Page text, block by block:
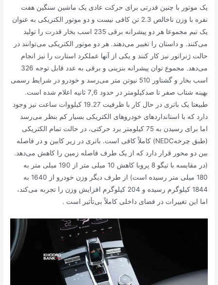
یک موتور با چنین قدرتی برای حرکت عادی یک ماشین سنگین هفت
نفره با وزن ناخالص 2.3 تن کافی نیست و دو موتور الکتریکی به عنوان
یک تیم مجموعا هر دو پیشرانه برقی 235 اسب بخار قدرت را تولید
می‌کنند. و داستان را تغییر می‌دهند. هر دو موتور الکتریکی می‌توانند در
حالت ژنراتور نیز کار کنند و یکی از آنها عملکرد استارت را نیز انجام
می‌دهد. مجموع توان پیشرانه بنزینی و برقی به عدد قابل توجه 326
اسب بخار و گشتاور 510 نیوتن متر می‌رسد و خودرو در شرایط رسمی
بهینه شتاب صفر تا صدکیلومتر در حدود 7,6 ثانیه اعلام شده است.
طبیعتا یک باتری در حال کار با ظرفیت 19.27 کیلووات ساعت نیز وجود
دارد که با استانداردهای خودروهای الکتریکی بسیار کم بنظر می‌رسد
اما برای رسیدن به 75 کیلومتر برد حرکتی، در حالت تمام الکتریکی
(طبق چرخهNEDC) کاملاً کافی است. باتری در زیر کابین و در فاصله
بین دو محور قرار دارد که از یک طرف فاصله زمین را کاهش می‌دهد.
(در مقایسه با تیگو 8 پروبا کاهش 10 میلی متر از 190 میلی متر به
180 میلی متر رسیده است) از طرف دیگر وزن خودرو از 1640 به
1844 کیلوگرم رسیده و 204 کیلوگرم افزایش وزن را تجربه می‌کند،
اما این تغییرات در فضای داخلی کاملاً بی‌تأثیر است .